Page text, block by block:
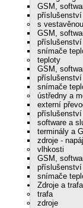
GSM,
příslušenství
s
GSM,
příslušenství
snímače
teploty
GSM,
příslušenství
snímače
ústředny a
externí
software a
terminály a
zdroje -
vlhkosti
GSM,
příslušenství
snímače
Zdroje a trafa
trafa
zdroje